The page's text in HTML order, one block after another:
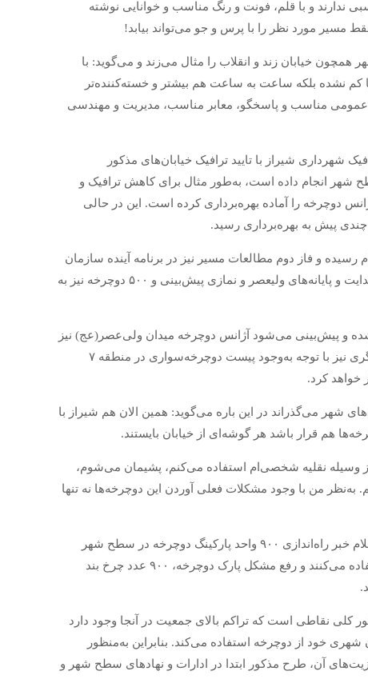
ندارند و با قلم، فونت و رنگ مناسب و خوانایی نوشته
مسیر مورد نظر را با پرس و جو می‌تواند بیابد!
خیابان زند و انقلاب را مثال می‌زند و می‌گوید: با
کم نشده بلکه ساعت به ساعت هم بیشتر و خسته‌کننده‌تر
عمومی مناسب و پاسخگو، معابر مناسب، مدیریت و مهندسی
شیراز با تایید ترافیک خیابان‌های مذکور
شهر انجام داده است، به‌طور مثال برای کاهش ترافیک و
هوا و استفاده از دوچرخه به‌عنوان یکی از روش‌های حمل‌ونقل، ۴ آژانس دوچرخه را آماده بهره‌برداری کرده است. این در حالی
رسیده و فاز دوم مطالعات مسیر نیز در برنامه آینده سازمان
قرار دارد، ادامه می‌دهد: این چهار آژانس در بلوار شهید چمران – پارکینگ هدایت و پایانه‌های ولیعصر و نمازی پیش‌بینی و ۵۰۰ دوچرخه نیز به
مستقر شده و پیش‌بینی می‌شود آژانس دوچرخه میدان ولی‌عصر(عج) نیز
در دهه مبارک فجر راه‌اندازی شود. همچنین ناگفته نماند آژانس دوچرخه دیگری نیز با توجه به‌وجود پیست دوچرخه‌سواری در منطقه ۷
خواهد کرد.
شهر می‌گذراند در این باره می‌گوید: همین الان هم شیراز با
هم قرار باشد هر گوشه‌ای از خیابان بایستند.
وسیله نقلیه شخصی‌ام استفاده می‌کنم، پشیمان می‌شوم،
به‌نظر من با وجود مشکلات فعلی آوردن این دوچرخه‌ها نه تنها
مدیر روابط عمومی سازمان حمل‌ونقل و ترافیک شهرداری در این باره با اعلام خبر راه‌اندازی ۹۰۰ واحد پارکینگ دوچرخه در سطح شهر
می‌افزاید: در راستای ایجاد تسهیلات برای شهروندانی که از این وسیله استفاده می‌کنند و رفع مشکل پارک دوچرخه، ۹۰۰ عدد چرخ بند
کلی نقاطی است که تراکم بالای جمعیت در آنجا وجود دارد
خود از دوچرخه استفاده می‌کند. بنابراین به‌منظور
آن، طرح مذکور ابتدا در ادارات و نهادهای سطح شهر و